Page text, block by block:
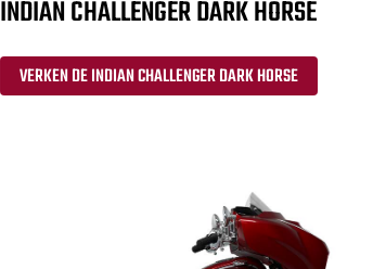
INDIAN CHALLENGER DARK HORSE
VERKEN DE INDIAN CHALLENGER DARK HORSE